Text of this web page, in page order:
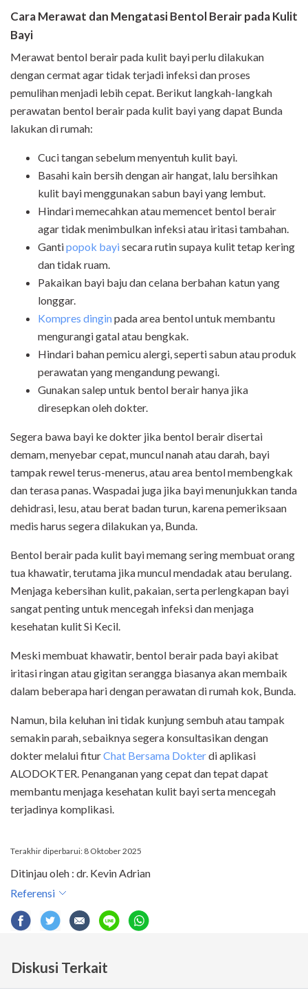
Cara Merawat dan Mengatasi Bentol Berair pada Kulit
Bayi
Merawat bentol berair pada kulit bayi perlu dilakukan
dengan cermat agar tidak terjadi infeksi dan proses
pemulihan menjadi lebih cepat. Berikut langkah-langkah
perawatan bentol berair pada kulit bayi yang dapat Bunda
lakukan di rumah:
Cuci tangan sebelum menyentuh kulit bayi.
Basahi kain bersih dengan air hangat, lalu bersihkan
kulit bayi menggunakan sabun bayi yang lembut.
Hindari memecahkan atau memencet bentol berair
agar tidak menimbulkan infeksi atau iritasi tambahan.
Gantipopok bayisecara rutin supaya kulit tetap kering
dan tidak ruam.
Pakaikan bayi baju dan celana berbahan katun yang
longgar.
Kompres dinginpada area bentol untuk membantu
mengurangi gatal atau bengkak.
Hindari bahan pemicu alergi, seperti sabun atau produk
perawatan yang mengandung pewangi.
Gunakan salep untuk bentol berair hanya jika
diresepkan oleh dokter.
Segera bawa bayi ke dokter jika bentol berair disertai
demam, menyebar cepat, muncul nanah atau darah, bayi
tampak rewel terus-menerus, atau area bentol membengkak
dan terasa panas. Waspadai juga jika bayi menunjukkan tanda
dehidrasi, lesu, atau berat badan turun, karena pemeriksaan
medis harus segera dilakukan ya, Bunda.
Bentol berair pada kulit bayi memang sering membuat orang
tua khawatir, terutama jika muncul mendadak atau berulang.
Menjaga kebersihan kulit, pakaian, serta perlengkapan bayi
sangat penting untuk mencegah infeksi dan menjaga
kesehatan kulit Si Kecil.
Meski membuat khawatir, bentol berair pada bayi akibat
iritasi ringan atau gigitan serangga biasanya akan membaik
dalam beberapa hari dengan perawatan di rumah kok, Bunda.
Namun, bila keluhan ini tidak kunjung sembuh atau tampak
semakin parah, sebaiknya segera konsultasikan dengan
dokter melalui fiturChat Bersama Dokterdi aplikasi
ALODOKTER. Penanganan yang cepat dan tepat dapat
membantu menjaga kesehatan kulit bayi serta mencegah
terjadinya komplikasi.
Terakhir diperbarui: 8 Oktober 2025